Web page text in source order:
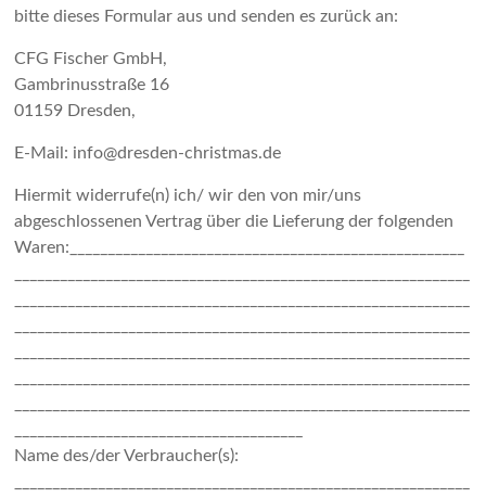
bitte dieses Formular aus und senden es zurück an:
CFG Fischer GmbH,
Gambrinusstraße 16
01159 Dresden,
E-Mail: info@dresden-christmas.de
Hiermit widerrufe(n) ich/ wir den von mir/uns
abgeschlossenen Vertrag über die Lieferung der folgenden
Waren:____________________________________________________
Name des/der Verbraucher(s):